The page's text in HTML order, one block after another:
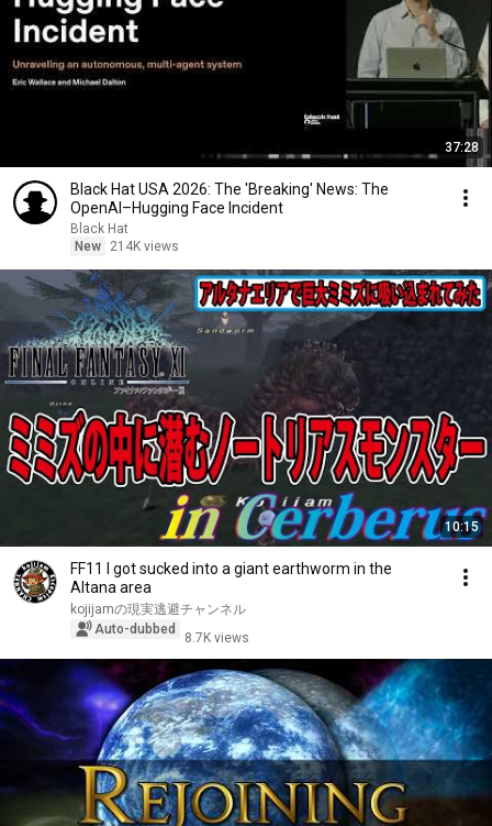
37:28
Black Hat USA 2026: The 'Breaking' News: The
OpenAI–Hugging Face Incident
Black Hat
New
214K views
10:15
FF11 I got sucked into a giant earthworm in the
Altana area
kojijamの現実逃避チャンネル
Auto-dubbed
8.7K views